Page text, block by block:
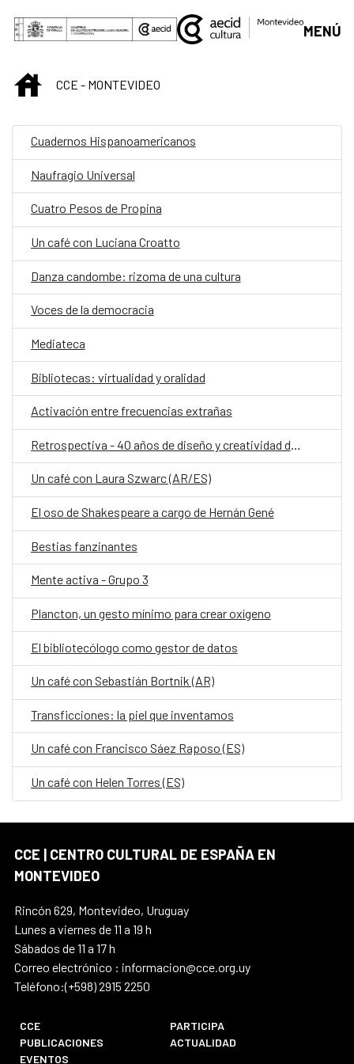
Skip to Main Content
MENÚ
INICIOCCE - MONTEVIDEO
Cuadernos Hispanoamericanos
Naufragio Universal
Cuatro Pesos de Propina
Un café con Luciana Croatto
Danza candombe: rizoma de una cultura
Voces de la democracia
Mediateca
Bibliotecas: virtualidad y oralidad
Activación entre frecuencias extrañas
Un café con Laura Szwarc (AR/ES)
El oso de Shakespeare a cargo de Hernán Gené
Bestias fanzinantes
Mente activa - Grupo 3
Plancton, un gesto mínimo para crear oxígeno
El bibliotecólogo como gestor de datos
Un café con Sebastián Bortnik (AR)
Transficciones: la piel que inventamos
Un café con Francisco Sáez Raposo (ES)
Un café con Helen Torres (ES)
CCE | CENTRO CULTURAL DE ESPAÑA EN
MONTEVIDEO
Rincón 629, Montevideo, Uruguay
Lunes a viernes de 11 a 19 h
Sábados de 11 a 17 h
Correo electrónico : informacion@cce.org.uy
Teléfono:(+598) 2915 2250
CCE
PARTICIPA
PUBLICACIONES
ACTUALIDAD
EVENTOS